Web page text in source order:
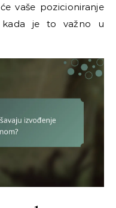
vaše pozicioniranje
kada je to važno u